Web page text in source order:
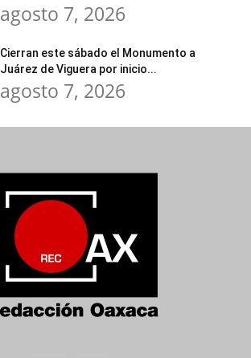
agosto 7, 2026
Cierran este sábado el Monumento a
Juárez de Viguera por inicio...
agosto 7, 2026